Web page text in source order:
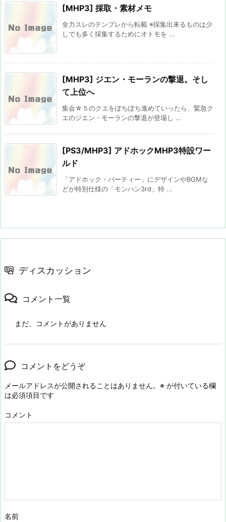
[MHP3] 採取・素材メモ
全力スレのテンプレから転載 ※採集出来るものは少
しでも多く採集するためにオトモを ...
[MHP3] ジエン・モーランの撃退。そし
て上位へ
集会☆５のクエをぽちぽち進めていったら、緊急ク
エのジエン・モーランの撃退が登場し ...
[PS3/MHP3] アドホックMHP3特設ワー
ルド
「アドホック・パーティー」にデザインやBGMな
どが特別仕様の「モンハン3rd」特 ...
ディスカッション
コメント一覧
まだ、コメントがありません
コメントをどうぞ
メールアドレスが公開されることはありません。 ※ が付いている欄
は必須項目です
コメント
名前